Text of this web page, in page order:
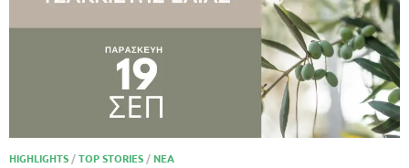
HIGHLIGHTS /TOP STORIES / ΝΈΑ